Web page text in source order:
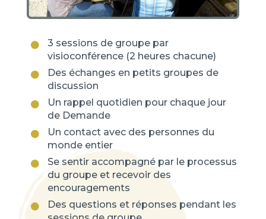

3 sessions de groupe par
visioconférence (2 heures chacune)

Des échanges en petits groupes de
discussion

Un rappel quotidien pour chaque jour
de Demande

Un contact avec des personnes du
monde entier

Se sentir accompagné par le processus
du groupe et recevoir des
encouragements

Des questions et réponses pendant les